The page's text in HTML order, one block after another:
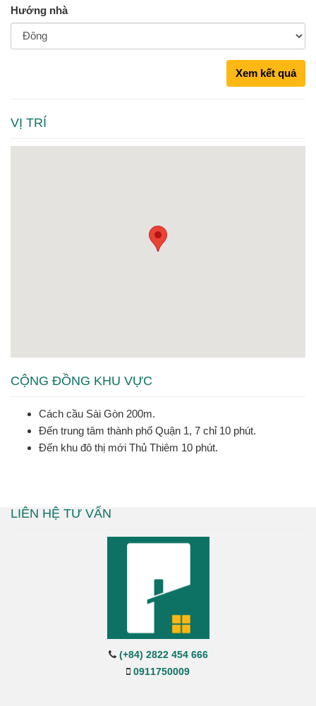
Hướng nhà
Xem kết quả
VỊ TRÍ
CỘNG ĐỒNG KHU VỰC
Cách cầu Sài Gòn 200m.
Đến trung tâm thành phố Quận 1, 7 chỉ 10 phút.
Đến khu đô thị mới Thủ Thiêm 10 phút.
LIÊN HỆ TƯ VẤN
(+84) 2822 454 666
0911750009